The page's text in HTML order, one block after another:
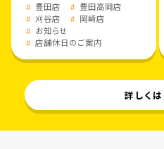
豊田店
豊田高岡店
刈谷店
岡崎店
お知らせ
店舗休日のご案内
詳しくは